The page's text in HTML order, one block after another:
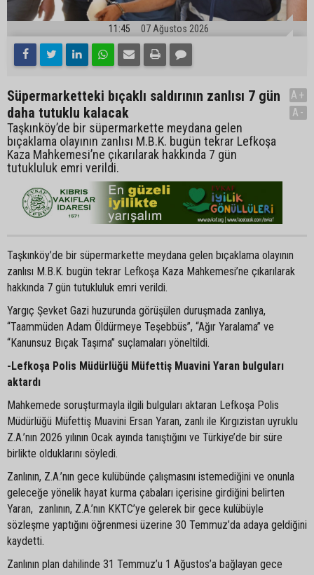
11:45 07 Ağustos 2026
Süpermarketteki bıçaklı saldırının zanlısı 7 gün
daha tutuklu kalacak
Taşkınköy’de bir süpermarkette meydana gelen
bıçaklama olayının zanlısı M.B.K. bugün tekrar Lefkoşa
Kaza Mahkemesi’ne çıkarılarak hakkında 7 gün
tutukluluk emri verildi.
A+
A-
Taşkınköy’de bir süpermarkette meydana gelen bıçaklama olayının
zanlısı M.B.K. bugün tekrar Lefkoşa Kaza Mahkemesi’ne çıkarılarak
hakkında 7 gün tutukluluk emri verildi.
Yargıç Şevket Gazi huzurunda görüşülen duruşmada zanlıya,
“Taammüden Adam Öldürmeye Teşebbüs”, “Ağır Yaralama” ve
“Kanunsuz Bıçak Taşıma” suçlamaları yöneltildi.
-Lefkoşa Polis Müdürlüğü Müfettiş Muavini Yaran bulguları
aktardı
Mahkemede soruşturmayla ilgili bulguları aktaran Lefkoşa Polis
Müdürlüğü Müfettiş Muavini Ersan Yaran, zanlı ile Kırgızistan uyruklu
Z.A.’nın 2026 yılının Ocak ayında tanıştığını ve Türkiye’de bir süre
birlikte olduklarını söyledi.
Zanlının, Z.A.’nın gece kulübünde çalışmasını istemediğini ve onunla
geleceğe yönelik hayat kurma çabaları içerisine girdiğini belirten
Yaran, zanlının, Z.A.’nın KKTC’ye gelerek bir gece kulübüyle
sözleşme yaptığını öğrenmesi üzerine 30 Temmuz’da adaya geldiğini
kaydetti.
Zanlının plan dahilinde 31 Temmuz’u 1 Ağustos’a bağlayan gece